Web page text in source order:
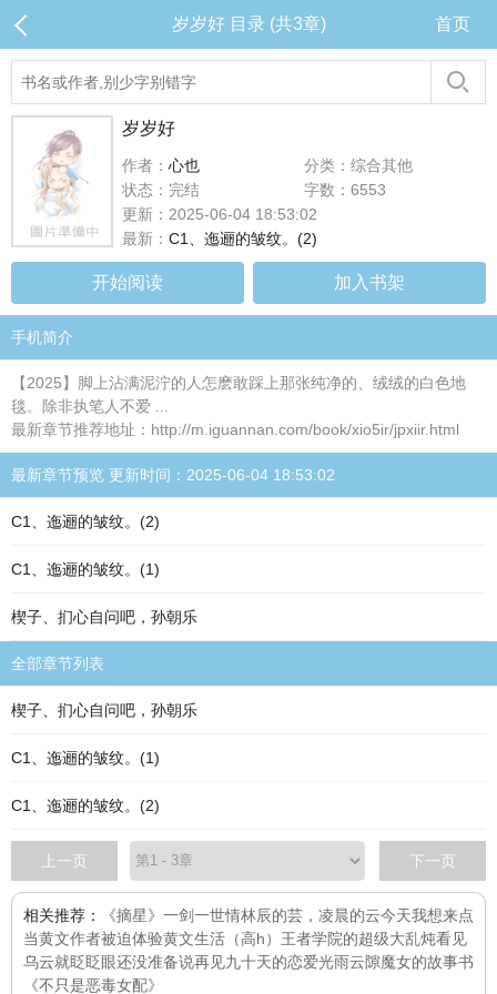
岁岁好 目录 (共3章) 首页
岁岁好
作者： 心也
分类：综合其他
状态：完结
字数：6553
更新：2025-06-04 18:53:02
最新： C1、迤逦的皱纹。(2)
开始阅读 加入书架
手机简介
【2025】脚上沾满泥泞的人怎麽敢踩上那张纯净的、绒绒的白色地
毯。除非执笔人不爱 ...
最新章节推荐地址：http://m.iguannan.com/book/xio5ir/jpxiir.html
最新章节预览 更新时间：2025-06-04 18:53:02
C1、迤逦的皱纹。(2)
C1、迤逦的皱纹。(1)
楔子、扪心自问吧，孙朝乐
全部章节列表
楔子、扪心自问吧，孙朝乐
C1、迤逦的皱纹。(1)
C1、迤逦的皱纹。(2)
上一页 下一页
相关推荐： 《摘星》 一剑一世情林辰的芸，凌晨的云今天我想来点
当黄文作者被迫体验黄文生活（高h） 王者学院的超级大乱炖看见
乌云就眨眨眼还没准备说再见九十天的恋爱光雨云隙魔女的故事书
《不只是恶毒女配》